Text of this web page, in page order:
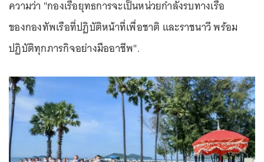
ความว่า "กองเรือยุทธการจะเป็นหน่วยกำลังรบทางเรือ
ของกองทัพเรือที่ปฏิบัติหน้าที่เพื่อชาติ และราชนาวี พร้อม
ปฏิบัติทุกภารกิจอย่างมืออาชีพ".